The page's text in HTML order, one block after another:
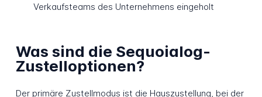
Verkaufsteams des Unternehmens eingeholt
Was sind die Sequoialog-
Zustelloptionen?
Der primäre Zustellmodus ist die Hauszustellung, bei der